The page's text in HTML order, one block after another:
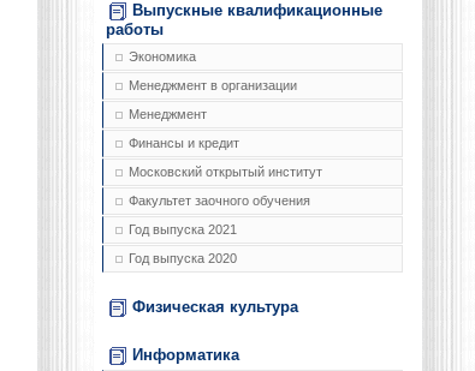
Выпускные квалификационные
работы
Экономика
Менеджмент в организации
Менеджмент
Финансы и кредит
Московский открытый институт
Факультет заочного обучения
Год выпуска 2021
Год выпуска 2020
Физическая культура
Информатика